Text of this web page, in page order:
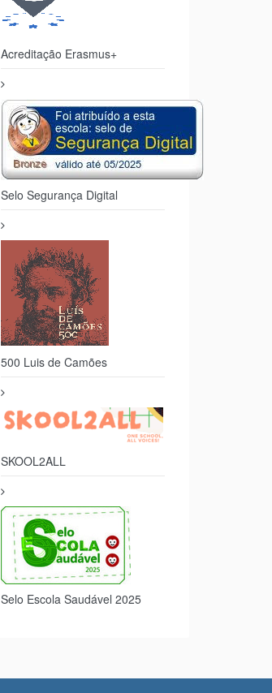
Acreditação Erasmus+
Selo Segurança Digital
500 Luis de Camões
SKOOL2ALL
Selo Escola Saudável 2025